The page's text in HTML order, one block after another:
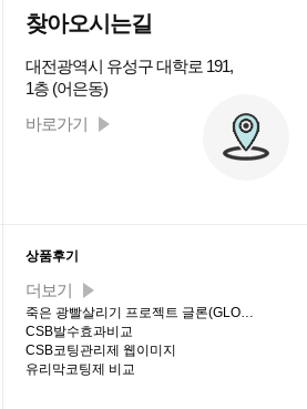
찾아오시는길
대전광역시 유성구 대학로 191,
1층 (어은동)
바로가기
상품후기
더보기
죽은 광빨살리기 프로젝트 글론(GLO…
CSB발수효과비교
CSB코팅관리제 웹이미지
유리막코팅제 비교